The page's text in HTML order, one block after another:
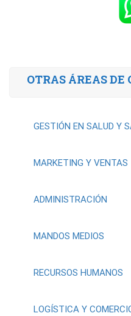
OTRAS ÁREAS DE
GESTIÓN EN SALUD Y
MARKETING Y VENTAS
ADMINISTRACIÓN
MANDOS MEDIOS
RECURSOS HUMANOS
LOGÍSTICA Y